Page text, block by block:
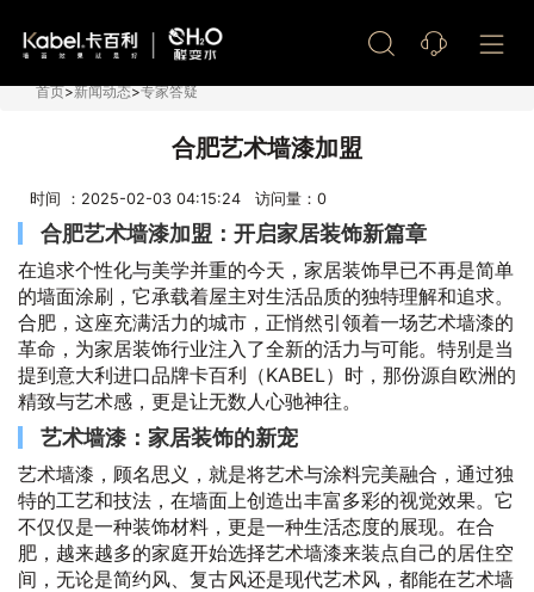
首页>新闻动态>专家答疑
合肥艺术墙漆加盟
时间 ：2025-02-03 04:15:24 访问量： 0
合肥艺术墙漆加盟：开启家居装饰新篇章
在追求个性化与美学并重的今天，家居装饰早已不再是简单
的墙面涂刷，它承载着屋主对生活品质的独特理解和追求。
合肥，这座充满活力的城市，正悄然引领着一场艺术墙漆的
革命，为家居装饰行业注入了全新的活力与可能。特别是当
提到意大利进口品牌卡百利（KABEL）时，那份源自欧洲的
精致与艺术感，更是让无数人心驰神往。
艺术墙漆：家居装饰的新宠
艺术墙漆，顾名思义，就是将艺术与涂料完美融合，通过独
特的工艺和技法，在墙面上创造出丰富多彩的视觉效果。它
不仅仅是一种装饰材料，更是一种生活态度的展现。在合
肥，越来越多的家庭开始选择艺术墙漆来装点自己的居住空
间，无论是简约风、复古风还是现代艺术风，都能在艺术墙